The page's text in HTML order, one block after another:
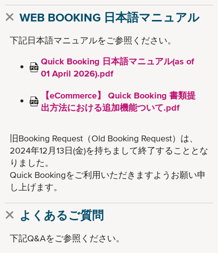
WEB BOOKING 日本語マニュアル
下記日本語マニュアルをご参照ください。
Quick Booking 日本語マニュアル(as of
01 April 2026).pdf
【eCommerce】 Quick Booking 書類提
出方法における追加機能ついて.pdf
旧Booking Request（Old Booking Request）は、
2024年12月13日(金)を持ちまして終了することとな
りました。
Quick Bookingをご利用いただきますようお願い申
し上げます。
よくあるご質問
下記Q&Aをご参照ください。